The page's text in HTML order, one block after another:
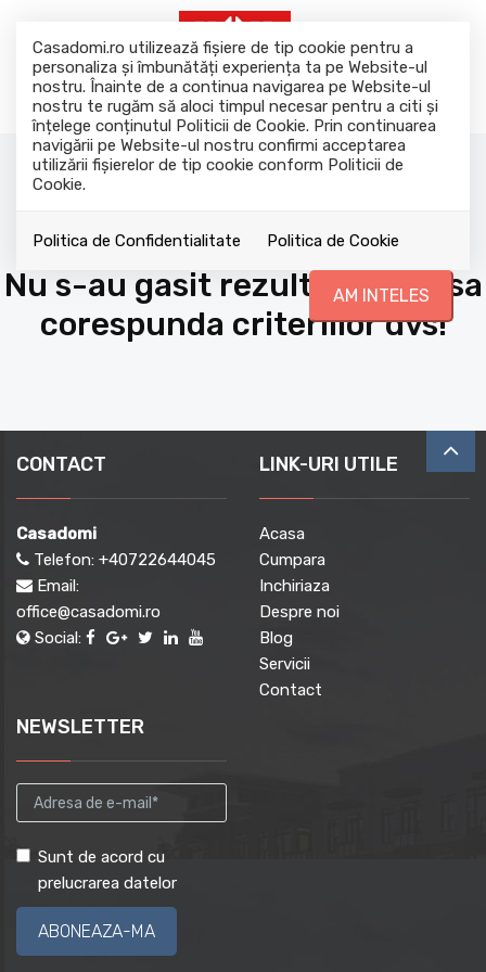
Casadomi.ro utilizează fişiere de tip cookie pentru a
personaliza și îmbunătăți experiența ta pe Website-ul
nostru. Înainte de a continua navigarea pe Website-ul
nostru te rugăm să aloci timpul necesar pentru a citi și
înțelege conținutul Politicii de Cookie. Prin continuarea
navigării pe Website-ul nostru confirmi acceptarea
utilizării fişierelor de tip cookie conform Politicii de
Cookie.
Politica de Confidentialitate Politica de Cookie
AM INTELES
Favorite
Nu s-au gasit rezultate care sa
corespunda criteriilor dvs!
CONTACT
Casadomi
Telefon: +40722644045
Email:
office@casadomi.ro
Social:
LINK-URI UTILE
Acasa
Cumpara
Inchiriaza
Despre noi
Blog
Servicii
Contact
NEWSLETTER
Sunt de acord cu
prelucrarea datelor